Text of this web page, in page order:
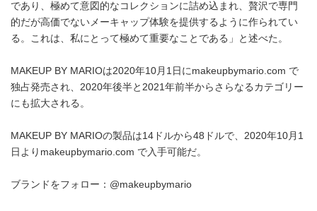
であり、極めて意図的なコレクションに詰め込まれ、贅沢で専門
的だが高価でないメーキャップ体験を提供するように作られてい
る。これは、私にとって極めて重要なことである」と述べた。
MAKEUP BY MARIOは2020年10月1日にmakeupbymario.com で
独占発売され、2020年後半と2021年前半からさらなるカテゴリー
にも拡大される。
MAKEUP BY MARIOの製品は14ドルから48ドルで、2020年10月1
日よりmakeupbymario.com で入手可能だ。
ブランドをフォロー：@makeupbymario